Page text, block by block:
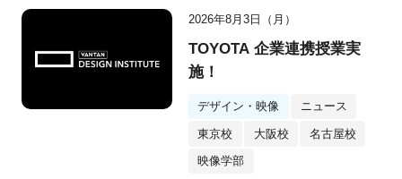
2026年8月3日（月）
TOYOTA 企業連携授業実
施！
デザイン・映像 ニュース
東京校 大阪校 名古屋校
映像学部